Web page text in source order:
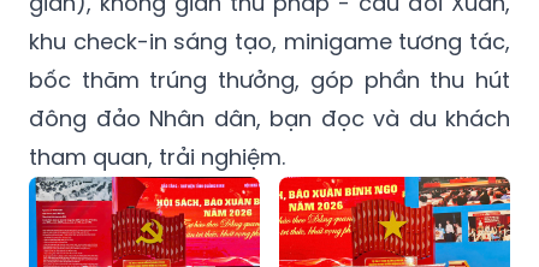
khu check-in sáng tạo, minigame tương tác,
bốc thăm trúng thưởng, góp phần thu hút
đông đảo Nhân dân, bạn đọc và du khách
tham quan, trải nghiệm.